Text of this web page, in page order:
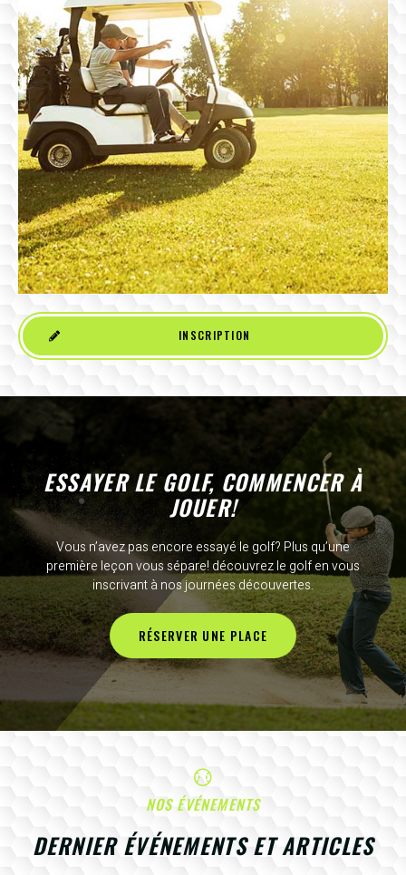
INSCRIPTION
ESSAYER LE GOLF, COMMENCER À
JOUER!
Vous n’avez pas encore essayé le golf? Plus qu’une
première leçon vous sépare! découvrez le golf en vous
inscrivant à nos journées découvertes.
RÉSERVER UNE PLACE
NOS ÉVÉNEMENTS
DERNIER ÉVÉNEMENTS ET ARTICLES